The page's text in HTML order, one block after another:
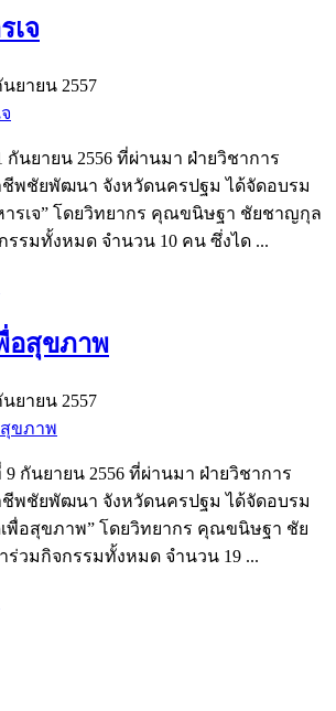
เจ
ยายน 2557
กันยายน 2556 ที่ผ่านมา ฝ่ายวิชาการ
พชัยพัฒนา จังหวัดนครปฐม ได้จัดอบรม
ารเจ” โดยวิทยากร คุณขนิษฐา ชัยชาญกุล
รรมทั้งหมด จำนวน 10 คน ซึ่งได ...
อสุขภาพ
ยายน 2557
กันยายน 2556 ที่ผ่านมา ฝ่ายวิชาการ
พชัยพัฒนา จังหวัดนครปฐม ได้จัดอบรม
เพื่อสุขภาพ” โดยวิทยากร คุณขนิษฐา ชัย
ร่วมกิจกรรมทั้งหมด จำนวน 19 ...